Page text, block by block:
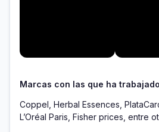
Marcas con las que ha trabajado
Coppel, Herbal Essences,
L’Oréal Paris, Fisher prices, entre